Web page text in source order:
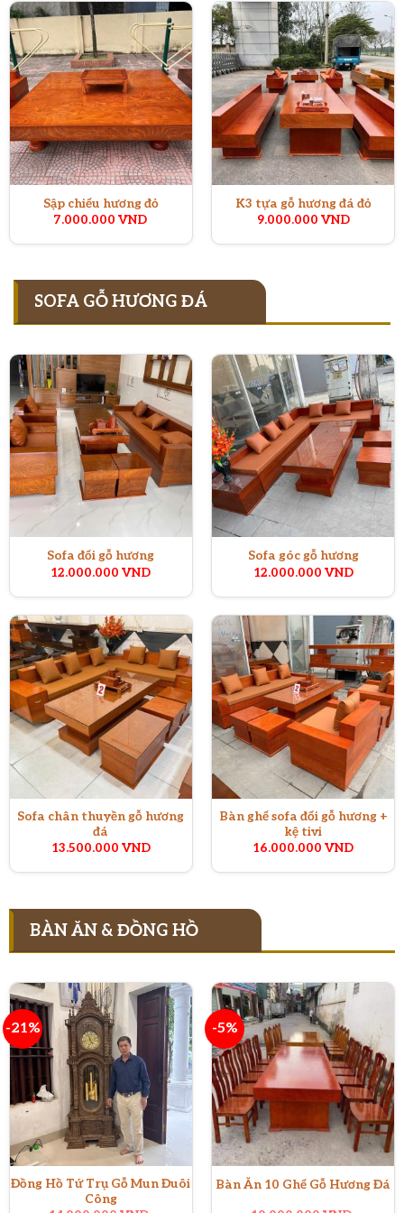
Sập chiếu hương đỏ
7.000.000VND
K3 tựa gỗ hương đá đỏ
9.000.000 VND
SOFA GỖ HƯƠNG ĐÁ
Sofa đối gỗ hương
12.000.000VND
Sofa góc gỗ hương
12.000.000 VND
Sofa chân thuyền gỗ hương
đá
13.500.000 VND
Bàn ghế sofa đối gỗ hương +
kệ tivi
16.000.000VND
BÀN ĂN & ĐỒNG HỒ
-21%
Đồng Hồ Tứ Trụ Gỗ Mun Đuôi
Công
-5%
Bàn Ăn 10 Ghế Gỗ Hương Đá